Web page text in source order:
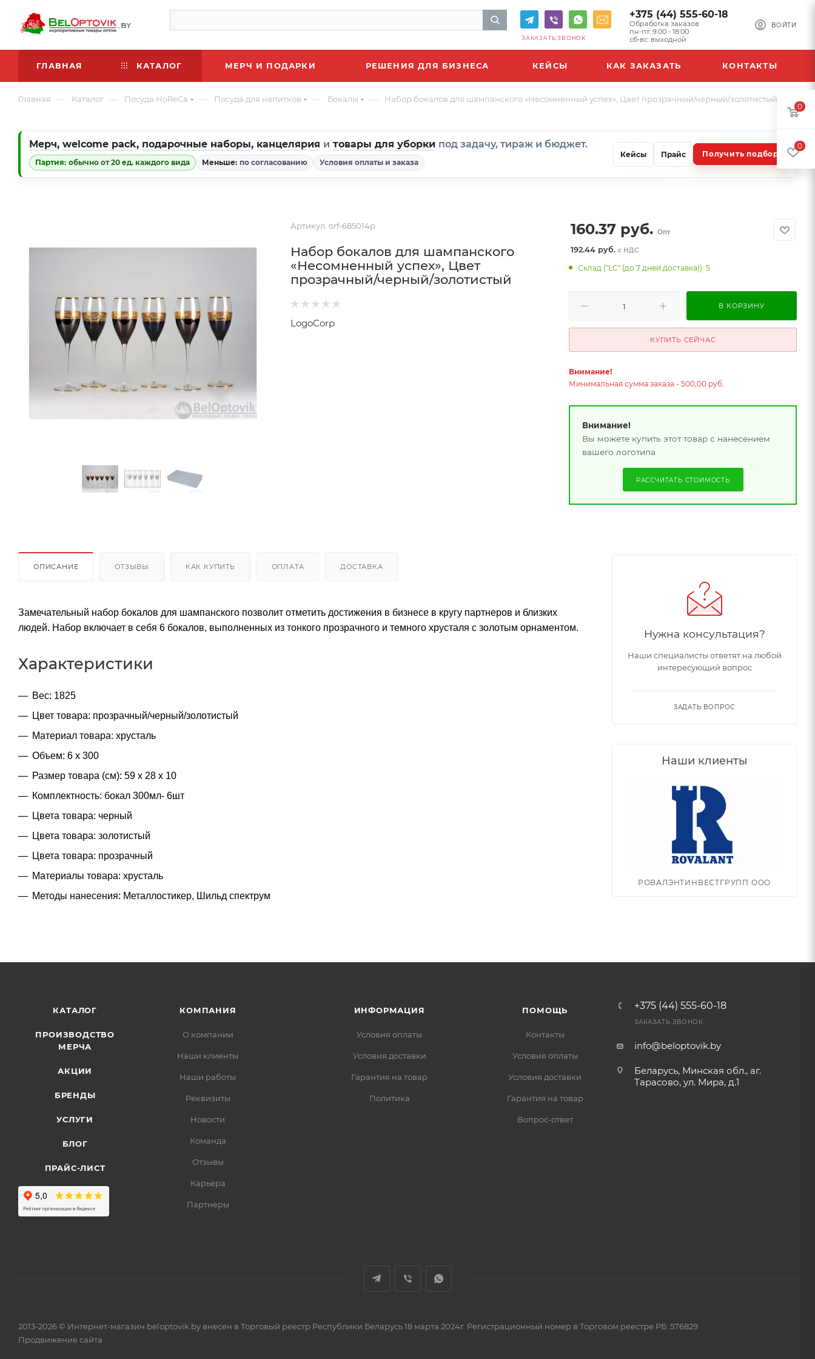
ВОЙТИ
+375 (44) 555-60-18
Обработка заказов
пн-пт: 9:00 - 18:00
сб-вс: выходной
ЗАКАЗАТЬ ЗВОНОК
ГЛАВНАЯ КАТАЛОГ МЕРЧ И ПОДАРКИ РЕШЕНИЯ ДЛЯ БИЗНЕСА КЕЙСЫ КАК ЗАКАЗАТЬ КОНТАКТЫ
Главная — Каталог — Посуда HoReCa — Посуда для напитков — Бокалы — Набор бокалов для шампанского «Несомненный успех», Цвет прозрачный/черный/золотистый
Мерч, welcome pack, подарочные наборы, канцелярия и товары для уборки под задачу, тираж и бюджет.
Партия: обычно от 20 ед. каждого вида Меньше: по согласованию Условия оплаты и заказа
Кейсы Прайс Получить подбор
Артикул: orf-685014p
Набор бокалов для шампанского
«Несомненный успех», Цвет
прозрачный/черный/золотистый
LogoCorp
160.37 руб. Опт
192.44 руб.с НДС
Склад ("LC" (до 7 дней доставка)): 5
В КОРЗИНУ
КУПИТЬ СЕЙЧАС
Внимание!
Минимальная сумма заказа - 500,00 руб.
Внимание!
Вы можете купить этот товар с нанесением
вашего логотипа
РАССЧИТАТЬ СТОИМОСТЬ
ОПИСАНИЕ ОТЗЫВЫ КАК КУПИТЬ ОПЛАТА ДОСТАВКА
Замечательный набор бокалов для шампанского позволит отметить достижения в бизнесе в кругу партнеров и близких
людей. Набор включает в себя 6 бокалов, выполненных из тонкого прозрачного и темного хрусталя с золотым орнаментом.
Характеристики
Вес: 1825
Цвет товара: прозрачный/черный/золотистый
Материал товара: хрусталь
Объем: 6 х 300
Размер товара (см): 59 х 28 х 10
Комплектность: бокал 300мл- 6шт
Цвета товара: черный
Цвета товара: золотистый
Цвета товара: прозрачный
Материалы товара: хрусталь
Методы нанесения: Металлостикер, Шильд спектрум
Нужна консультация?
Наши специалисты ответят на любой
интересующий вопрос
ЗАДАТЬ ВОПРОС
Наши клиенты
РОВАЛЭНТИНВЕСТГРУПП ООО
КАТАЛОГ
ПРОИЗВОДСТВО
МЕРЧА
АКЦИИ
БРЕНДЫ
УСЛУГИ
БЛОГ
ПРАЙС-ЛИСТ
КОМПАНИЯ
О компании
Наши клиенты
Наши работы
Реквизиты
Новости
Команда
Отзывы
Карьера
Партнеры
ИНФОРМАЦИЯ
Условия оплаты
Условия доставки
Гарантия на товар
Политика
ПОМОЩЬ
Контакты
Условия оплаты
Условия доставки
Гарантия на товар
Вопрос-ответ
+375 (44) 555-60-18
ЗАКАЗАТЬ ЗВОНОК
info@beloptovik.by
Беларусь, Минская обл., аг.
Тарасово, ул. Мира, д.1
2013-2026 © Интернет-магазин beloptovik.by внесен в Торговый реестр Республики Беларусь 18 марта 2024г. Регистрационный номер в Торговом реестре РБ: 576829
Продвижение сайта
0
0